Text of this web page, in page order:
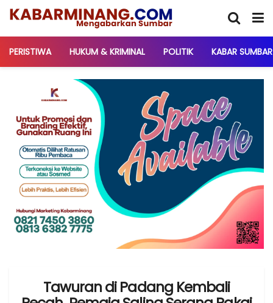
PERISTIWA HUKUM & KRIMINAL POLITIK KABAR SUMBAR
Tawuran di Padang Kembali